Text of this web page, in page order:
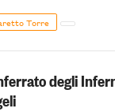
Torre
degli